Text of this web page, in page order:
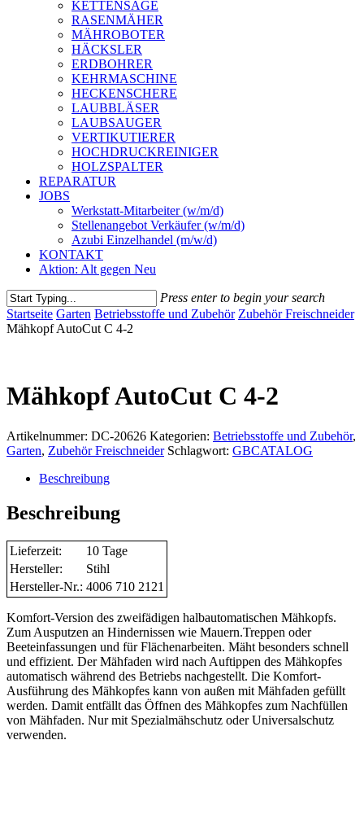
KETTENSÄGE
RASENMÄHER
MÄHROBOTER
HÄCKSLER
ERDBOHRER
KEHRMASCHINE
HECKENSCHERE
LAUBBLÄSER
LAUBSAUGER
VERTIKUTIERER
HOCHDRUCKREINIGER
HOLZSPALTER
REPARATUR
JOBS
Werkstatt-Mitarbeiter (w/m/d)
Stellenangebot Verkäufer (w/m/d)
Azubi Einzelhandel (m/w/d)
KONTAKT
Aktion: Alt gegen Neu
Press enter to begin your search
Close
Search
Startseite Garten Betriebsstoffe und Zubehör Zubehör Freischneider
Mähkopf AutoCut C 4-2
Mähkopf AutoCut C 4-2
Artikelnummer: DC-20626 Kategorien: Betriebsstoffe und Zubehör,
Garten, Zubehör Freischneider Schlagwort: GBCATALOG
Beschreibung
Beschreibung
Lieferzeit:
10 Tage
Hersteller:
Stihl
Hersteller-Nr.: 4006 710 2121
Komfort-Version des zweifädigen halbautomatischen Mähkopfs.
Zum Ausputzen an Hindernissen wie Mauern.Treppen oder
Beeteinfassungen und für Flächenarbeiten. Mäht besonders schnell
und effizient. Der Mähfaden wird nach Auftippen des Mähkopfes
automatisch während des Betriebs nachgestellt. Die Komfort-
Ausführung des Mähkopfes kann von außen mit Mähfaden gefüllt
werden. Damit entfällt das Öffnen des Mähkopfes zum Nachfüllen
von Mähfaden. Nur mit Spezialmähschutz oder Universalschutz
verwenden.